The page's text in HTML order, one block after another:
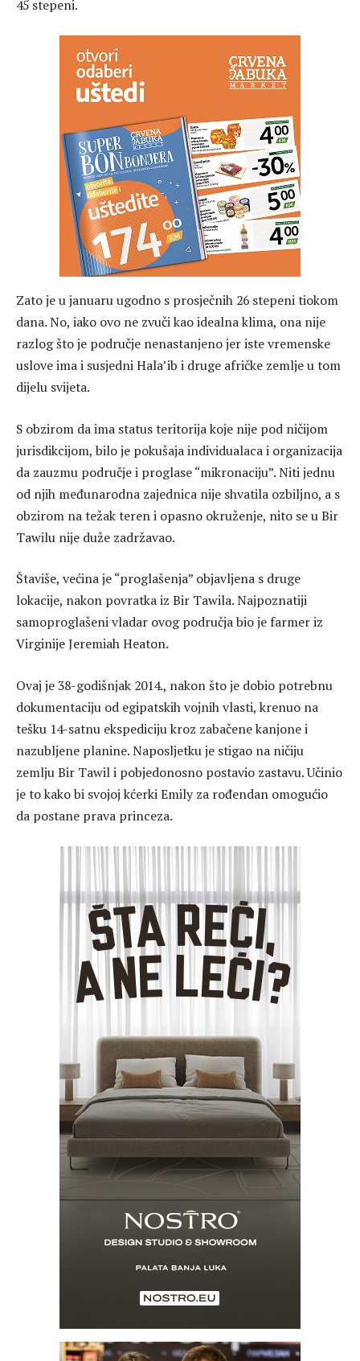
45 stepeni.
Zato je u januaru ugodno s prosječnih 26 stepeni tiokom
dana. No, iako ovo ne zvuči kao idealna klima, ona nije
razlog što je područje nenastanjeno jer iste vremenske
uslove ima i susjedni Hala’ib i druge afričke zemlje u tom
dijelu svijeta.
S obzirom da ima status teritorija koje nije pod ničijom
jurisdikcijom, bilo je pokušaja individualaca i organizacija
da zauzmu područje i proglase “mikronaciju”. Niti jednu
od njih međunarodna zajednica nije shvatila ozbiljno, a s
obzirom na težak teren i opasno okruženje, nito se u Bir
Tawilu nije duže zadržavao.
Štaviše, većina je “proglašenja” objavljena s druge
lokacije, nakon povratka iz Bir Tawila. Najpoznatiji
samoproglašeni vladar ovog područja bio je farmer iz
Virginije Jeremiah Heaton.
Ovaj je 38-godišnjak 2014., nakon što je dobio potrebnu
dokumentaciju od egipatskih vojnih vlasti, krenuo na
tešku 14-satnu ekspediciju kroz zabačene kanjone i
nazubljene planine. Naposljetku je stigao na ničiju
zemlju Bir Tawil i pobjedonosno postavio zastavu. Učinio
je to kako bi svojoj kćerki Emily za rođendan omogućio
da postane prava princeza.